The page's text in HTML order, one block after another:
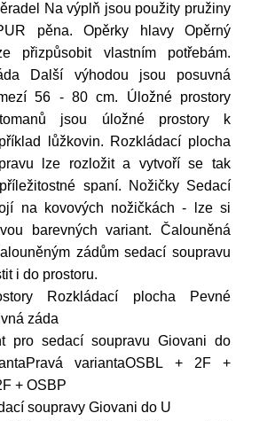
Na výplň jsou použity pružiny
pěna. Opěrky hlavy Opěrný
přizpůsobit vlastním potřebám.
Další výhodou jsou posuvná
56 - 80 cm. Úložné prostory
jsou úložné prostory k
lůžkovin. Rozkládací plocha
lze rozložit a vytvoří se tak
spaní. Nožičky Sedací
na kovových nožičkách - lze si
barevných variant. Čalouněná
zádům sedací soupravu
i do prostoru.
Rozkládací plocha Pevné
záda
pro sedací soupravu Giovani do
variantaOSBL + 2F +
+ OSBP
soupravy Giovani do U